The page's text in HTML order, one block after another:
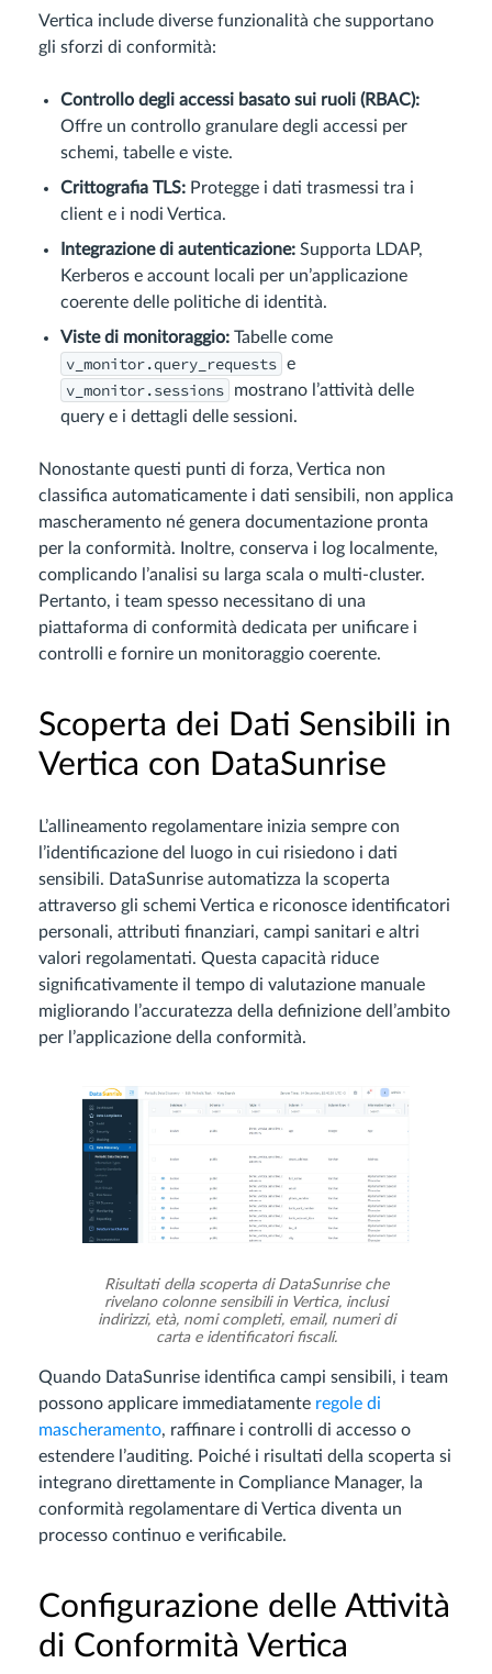
Vertica include diverse funzionalità che supportano
gli sforzi di conformità:
Controllo degli accessi basato sui ruoli (RBAC):
Offre un controllo granulare degli accessi per
schemi, tabelle e viste.
Crittografia TLS: Protegge i dati trasmessi tra i
client e i nodi Vertica.
Integrazione di autenticazione: Supporta LDAP,
Kerberos e account locali per un’applicazione
coerente delle politiche di identità.
Viste di monitoraggio: Tabelle come
v_monitor.query_requests e
v_monitor.sessions
mostrano l’attività delle
query e i dettagli delle sessioni.
Nonostante questi punti di forza, Vertica non
classifica automaticamente i dati sensibili, non applica
mascheramento né genera documentazione pronta
per la conformità. Inoltre, conserva i log localmente,
complicando l’analisi su larga scala o multi-cluster.
Pertanto, i team spesso necessitano di una
piattaforma di conformità dedicata per unificare i
controlli e fornire un monitoraggio coerente.
Scoperta dei Dati Sensibili in
Vertica con DataSunrise
L’allineamento regolamentare inizia sempre con
l’identificazione del luogo in cui risiedono i dati
sensibili. DataSunrise automatizza la scoperta
attraverso gli schemi Vertica e riconosce identificatori
personali, attributi finanziari, campi sanitari e altri
valori regolamentati. Questa capacità riduce
significativamente il tempo di valutazione manuale
migliorando l’accuratezza della definizione dell’ambito
per l’applicazione della conformità.
Risultati della scoperta di DataSunrise che
rivelano colonne sensibili in Vertica, inclusi
indirizzi, età, nomi completi, email, numeri di
carta e identificatori fiscali.
Quando DataSunrise identifica campi sensibili, i team
possono applicare immediatamente regole di
mascheramento, raffinare i controlli di accesso o
estendere l’auditing. Poiché i risultati della scoperta si
integrano direttamente in Compliance Manager, la
conformità regolamentare di Vertica diventa un
processo continuo e verificabile.
Configurazione delle Attività
di Conformità Vertica